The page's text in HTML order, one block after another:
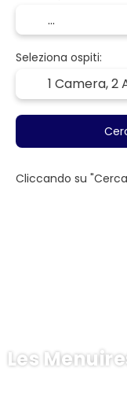
Les
Seleziona ospiti:
1 Camera,2
Cliccando su